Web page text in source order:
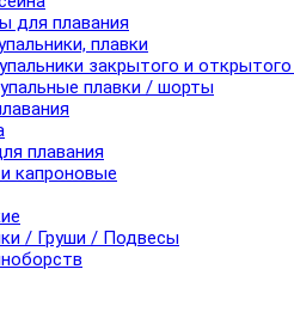
для плавания
плавки
закрытого и
плавки / шорты
плавания
капроновые
/ Груши / Подвесы